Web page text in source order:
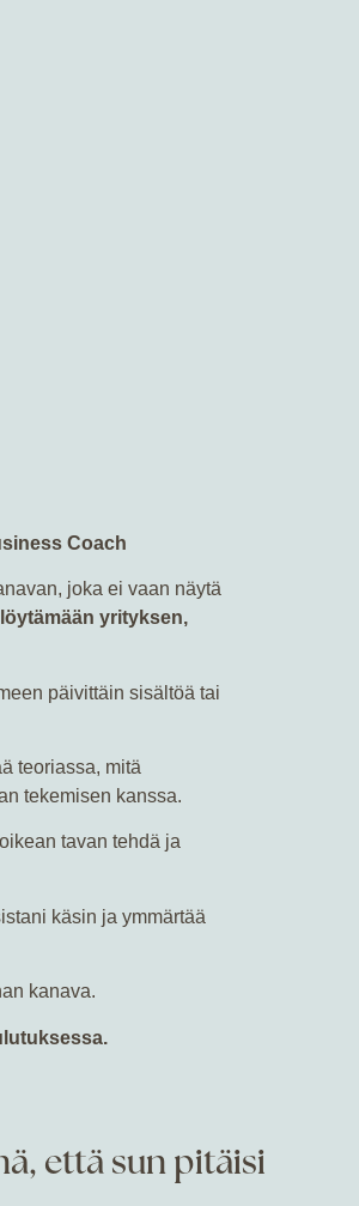
Coach
joka ei vaan näytä
yrityksen,
päivittäin sisältöä tai
teoriassa, mitä
tekemisen kanssa.
tavan tehdä ja
käsin ja ymmärtää
kanava.
että sun pitäisi